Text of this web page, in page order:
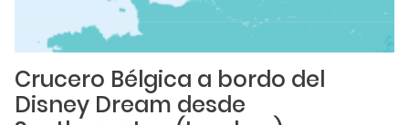
Crucero Bélgica a bordo del
Disney Dream desde